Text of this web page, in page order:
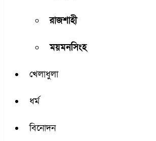
রাজশাহী
ময়মনসিংহ
খেলাধুলা
ধর্ম
বিনোদন